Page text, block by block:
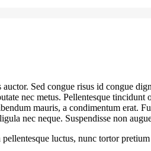
Sed congue risus id congue
nec metus. Pellentesque
mauris, a condimentum erat.
nec neque. Suspendisse non
luctus, nunc tortor